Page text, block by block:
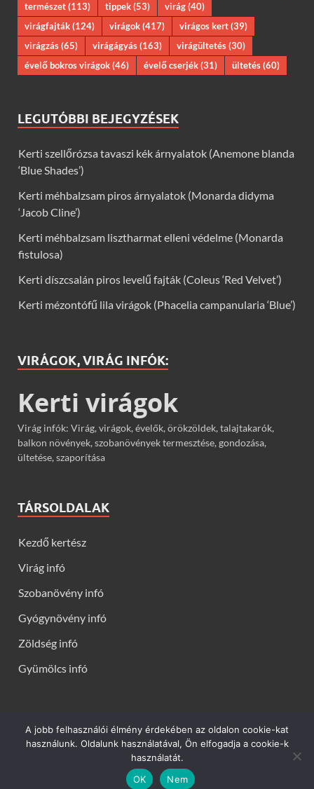
természet(113) tippek(53) virág(40)
virágfajták(124) virágok(417) virágos kert(39)
virágzás(65) virágágyás(163) virágültetés(30)
évelő bokros virágok(46) évelő cserjék(31) ültetés(60)
LEGUTÓBBI BEJEGYZÉSEK
Kerti szellőrózsa tavaszi kék árnyalatok (Anemone blanda
‘Blue Shades’)
Kerti méhbalzsam piros árnyalatok (Monarda didyma
‘Jacob Cline’)
Kerti méhbalzsam lisztharmat elleni védelme (Monarda
fistulosa)
Kerti díszcsalán piros levelű fajták (Coleus ‘Red Velvet’)
Kerti mézontófű lila virágok (Phacelia campanularia ‘Blue’)
VIRÁGOK, VIRÁG INFÓK:
Kerti virágok
Virág infók: Virág, virágok, évelők, örökzöldek, talajtakarók,
balkon növények, szobanövények termesztése, gondozása,
ültetése, szaporítása
TÁRSOLDALAK
Kezdő kertész
Virág infó
Szobanövény infó
Gyógynövény infó
Zöldség infó
Gyümölcs infó
Kerti virágok - Virág infók: Virág, virágok, évelők, örökzöldek,
talajtakarók, balkon növények, szobanövények termesztése,
gondozása, ültetése, szaporítása
andHitMag.
A jobb felhasználói élmény érdekében az oldalon cookie-kat
használunk. Oldalunk használatával, Ön elfogadja a cookie-k
használatát.
OK
Nem